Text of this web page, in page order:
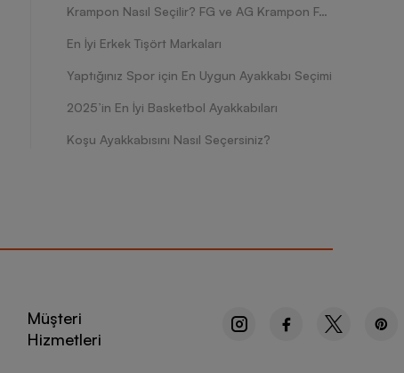
Krampon Nasıl Seçilir? FG ve AG Krampon Farkları Nelerdir?
En İyi Erkek Tişört Markaları
Yaptığınız Spor için En Uygun Ayakkabı Seçimi
2025’in En İyi Basketbol Ayakkabıları
Koşu Ayakkabısını Nasıl Seçersiniz?
Müşteri
Hizmetleri